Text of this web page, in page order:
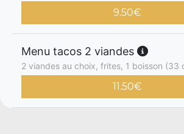
9.50€
Menu tacos 2 viandes
2 viandes au choix, frites, 1 boisson (33
11.50€